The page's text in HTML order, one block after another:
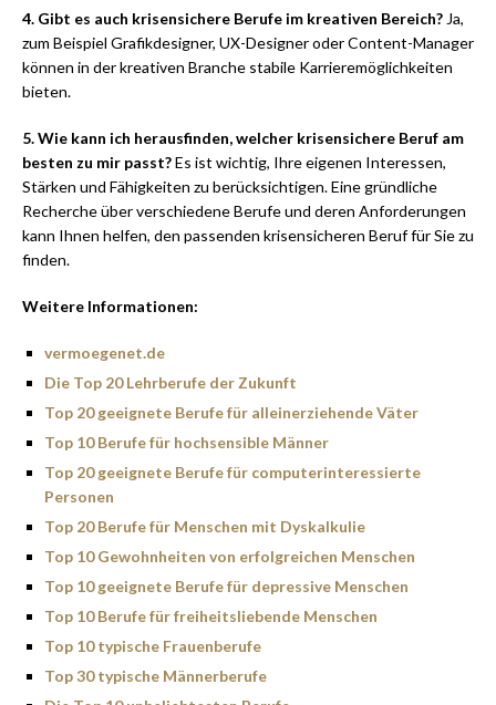
4. Gibt es auch krisensichere Berufe im kreativen Bereich? Ja,
zum Beispiel Grafikdesigner, UX-Designer oder Content-Manager
können in der kreativen Branche stabile Karrieremöglichkeiten
bieten.
5. Wie kann ich herausfinden, welcher krisensichere Beruf am
besten zu mir passt?Es ist wichtig, Ihre eigenen Interessen,
Stärken und Fähigkeiten zu berücksichtigen. Eine gründliche
Recherche über verschiedene Berufe und deren Anforderungen
kann Ihnen helfen, den passenden krisensicheren Beruf für Sie zu
finden.
Weitere Informationen:
vermoegenet.de
Die Top 20 Lehrberufe der Zukunft
Top 20 geeignete Berufe für alleinerziehende Väter
Top 10 Berufe für hochsensible Männer
Top 20 geeignete Berufe für computerinteressierte
Personen
Top 20 Berufe für Menschen mit Dyskalkulie
Top 10 Gewohnheiten von erfolgreichen Menschen
Top 10 geeignete Berufe für depressive Menschen
Top 10 Berufe für freiheitsliebende Menschen
Top 10 typische Frauenberufe
Top 30 typische Männerberufe